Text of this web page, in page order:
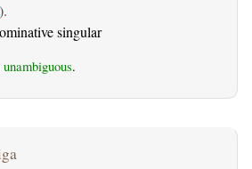
).
singular
unambiguous.